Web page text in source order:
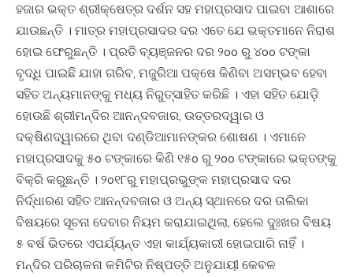
ହଜାର ଭକ୍ତ ଶ୍ରୀକ୍ଷେତ୍ର ଦର୍ଶନ ସହ ମହାପ୍ରସାଦ ପାଇବା ଆଶାରେ
ଯାଉଛନ୍ତି । ମାତ୍ର ମହାପ୍ରସାଦର ଦର ଏତେ ଯେ ଭକ୍ତମାନେ ନିରାଶ
ହୋଇ ଫେରୁଛନ୍ତି । ପ୍ରତି ବ୍ୟଞ୍ଜନର ଦର ୨oo ରୁ ୪oo ଟଙ୍କା
ବୃଦ୍ଧି ପାଇଛି ଯାହା ଗରିବ, ମଜୁରିଆ ପକ୍ଷେ କିଣିବା ଅସମ୍ଭବ ହେବା
ସହିତ ଅନ୍ୟମାନଙ୍କୁ ମଧ୍ୟ ନିରୁତ୍ସାହିତ କରିଛି । ଏହା ସହିତ ଯୋଡ଼ି
ହୋଉଛି ଶ୍ରୀମନ୍ଦିର ଆନନ୍ଦବଜାର, ଉତ୍ତରଦ୍ୱାର ଓ
ଦକ୍ଷିଣଦ୍ୱାରରେ ଥିବା ଦଣ୍ଡିଆମାନଙ୍କର ଶୋଷଣ । ଏମାନେ
ମହାପ୍ରସାଦକୁ ୫o ଟଙ୍କାରେ କିଣି ୧୫o ରୁ ୨oo ଟଙ୍କାରେ ଭକ୍ତଙ୍କୁ
ବିକ୍ରି କରୁଛନ୍ତି । ୨o୧୮ରୁ ମହାପ୍ରଭୁଙ୍କ ମହାପ୍ରସାଦ ଦର
ନିର୍ଦ୍ଧାରଣ ସହିତ ଆନନ୍ଦବଜାର ଓ ଅନ୍ୟ ସ୍ଥାନରେ ଦର ତାଲିକା
ବିଷୟରେ ସୂଚନା ଦେବାର ନିୟମ କରାଯାଇଥିଲା, ହେଲେ ଦୁଃଖର ବିଷୟ
୫ ବର୍ଷ ଭିତରେ ଏପର୍ଯ୍ୟନ୍ତ ଏହା କାର୍ଯ୍ୟକାରୀ ହୋଇପାରି ନାହିଁ ।
ମନ୍ଦିର ପରିଚାଳନା କମିଟିର ନିଷ୍ପତ୍ତି ଅନୁଯାୟୀ କେବଳ